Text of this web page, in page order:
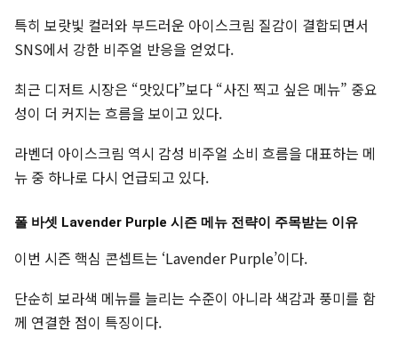
특히 보랏빛 컬러와 부드러운 아이스크림 질감이 결합되면서
SNS에서 강한 비주얼 반응을 얻었다.
최근 디저트 시장은 “맛있다”보다 “사진 찍고 싶은 메뉴” 중요
성이 더 커지는 흐름을 보이고 있다.
라벤더 아이스크림 역시 감성 비주얼 소비 흐름을 대표하는 메
뉴 중 하나로 다시 언급되고 있다.
폴 바셋 Lavender Purple 시즌 메뉴 전략이 주목받는 이유
이번 시즌 핵심 콘셉트는 ‘Lavender Purple’이다.
단순히 보라색 메뉴를 늘리는 수준이 아니라 색감과 풍미를 함
께 연결한 점이 특징이다.